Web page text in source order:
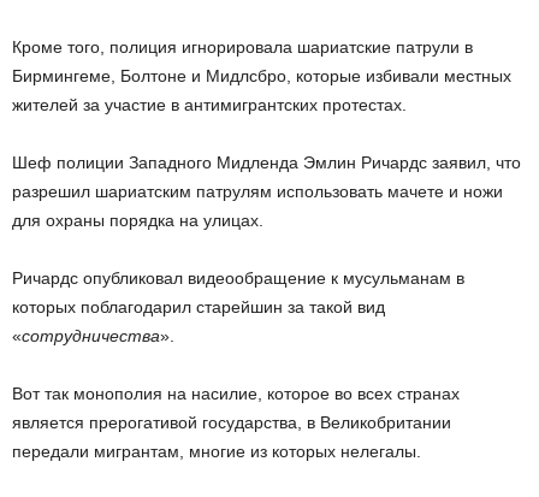
Кроме того, полиция игнорировала шариатские патрули в
Бирмингеме, Болтоне и Мидлсбро, которые избивали местных
жителей за участие в антимигрантских протестах.
Шеф полиции Западного Мидленда Эмлин Ричардс заявил, что
разрешил шариатским патрулям использовать мачете и ножи
для охраны порядка на улицах.
Ричардс опубликовал видеообращение к мусульманам в
которых поблагодарил старейшин за такой вид
«сотрудничества».
Вот так монополия на насилие, которое во всех странах
является прерогативой государства, в Великобритании
передали мигрантам, многие из которых нелегалы.